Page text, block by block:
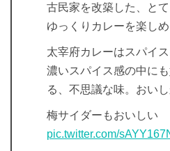
古民家を改築した、と
ゆっくりカレーを楽し
太宰府カレーはスパイ
濃いスパイス感の中に
る、不思議な味。おい
梅サイダーもおいしい
pic.twitter.com/